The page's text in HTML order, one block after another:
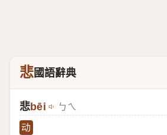
悲國語辭典
悲bēi ㄅㄟ
动